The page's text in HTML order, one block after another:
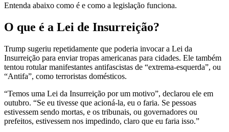
Entenda abaixo como é e como a legislação funciona.
O que é a Lei de Insurreição?
Trump sugeriu repetidamente que poderia invocar a Lei da
Insurreição para enviar tropas americanas para cidades. Ele também
tentou rotular manifestantes antifascistas de “extrema-esquerda”, ou
“Antifa”, como terroristas domésticos.
“Temos uma Lei da Insurreição por um motivo”, declarou ele em
outubro. “Se eu tivesse que acioná-la, eu o faria. Se pessoas
estivessem sendo mortas, e os tribunais, ou governadores ou
prefeitos, estivessem nos impedindo, claro que eu faria isso.”